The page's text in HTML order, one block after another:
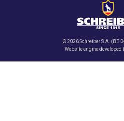
© 2026 Schreiber S.A. (BE
Website engine developed